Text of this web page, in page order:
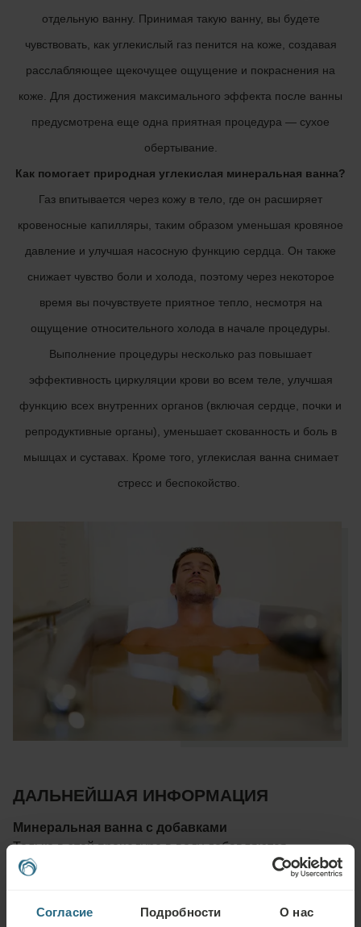
Согласие Подробности О нас
отдельную ванну. Принимая такую ванну, вы будете
чувствовать, как углекислый газ пенится на коже, создавая
расслабляющее щекочущее ощущение и покраснения на
коже. Для достижения максимального эффекта после ванны
предусмотрена еще одна приятная процедура — сухое
обертывание.
Как помогает природная углекислая минеральная ванна?
Газ впитывается через кожу в тело, где он расширяет
кровеносные капилляры, таким образом уменьшая кровяное
давление и улучшая насосную функцию сердца. Он также
снижает чувство боли и холода, поэтому через некоторое
время вы почувствуете приятное тепло, несмотря на
ощущение относительного холода в начале процедуры.
Выполнение процедуры несколько раз повышает
эффективность циркуляции крови во всем теле, улучшая
функцию всех внутренних органов (включая сердце, почки и
репродуктивные органы), уменьшает скованность и боль в
мышцах и суставах. Кроме того, углекислая ванна снимает
стресс и беспокойство.
ДАЛЬНЕЙШАЯ ИНФОРМАЦИЯ
Минеральная ванна с добавками
Только в этой процедуре в воду добавляются
экстракты лекарственных трав или ароматические
могут включать крапиву, которая смягчает кожу и может